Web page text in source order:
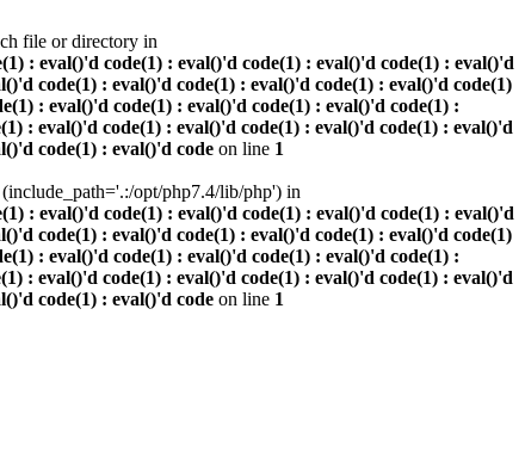
file or directory in
: eval()'d code(1) : eval()'d code(1) : eval()'d code(1) : eval()'d
code(1) : eval()'d code(1) : eval()'d code(1) : eval()'d code(1)
: eval()'d code(1) : eval()'d code(1) : eval()'d code(1) :
: eval()'d code(1) : eval()'d code(1) : eval()'d code(1) : eval()'d
code(1) : eval()'d code on line 1
opt/php7.4/lib/php') in
: eval()'d code(1) : eval()'d code(1) : eval()'d code(1) : eval()'d
code(1) : eval()'d code(1) : eval()'d code(1) : eval()'d code(1)
: eval()'d code(1) : eval()'d code(1) : eval()'d code(1) :
: eval()'d code(1) : eval()'d code(1) : eval()'d code(1) : eval()'d
code(1) : eval()'d code on line 1